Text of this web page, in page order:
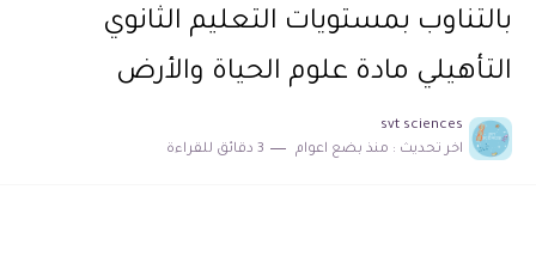
بالتناوب بمستويات التعليم الثانوي
التأهيلي مادة علوم الحياة والأرض
svt sciences
اخر تحديث : منذ بضع اعوام 3 دقائق للقراءة